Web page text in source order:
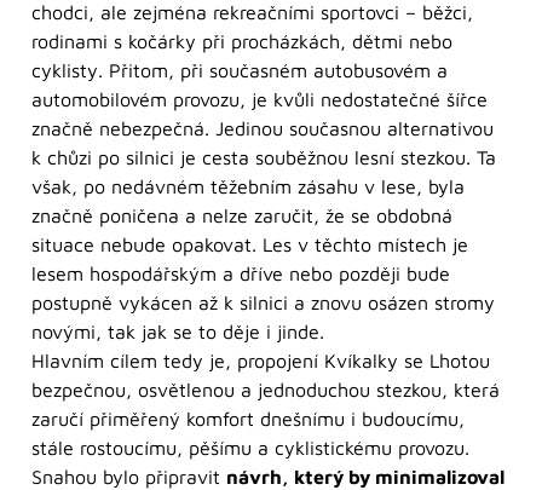
chodci, ale zejména rekreačními sportovci – běžci,
rodinami s kočárky při procházkách, dětmi nebo
cyklisty. Přitom, při současném autobusovém a
automobilovém provozu, je kvůli nedostatečné šířce
značně nebezpečná. Jedinou současnou alternativou
k chůzi po silnici je cesta souběžnou lesní stezkou. Ta
však, po nedávném těžebním zásahu v lese, byla
značně poničena a nelze zaručit, že se obdobná
situace nebude opakovat. Les v těchto místech je
lesem hospodářským a dříve nebo později bude
postupně vykácen až k silnici a znovu osázen stromy
novými, tak jak se to děje i jinde.
Hlavním cílem tedy je, propojení Kvíkalky se Lhotou
bezpečnou, osvětlenou a jednoduchou stezkou, která
zaručí přiměřený komfort dnešnímu i budoucímu,
stále rostoucímu, pěšímu a cyklistickému provozu.
Snahou bylo připravit návrh, který by minimalizoval